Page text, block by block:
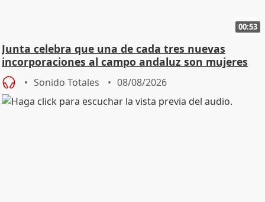
00:53
Junta celebra que una de cada tres nuevas
incorporaciones al campo andaluz son mujeres
jóvenes
Sonido Totales 08/08/2026